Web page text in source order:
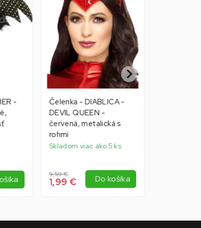
-
Čelenka - DIABLICA -
DEVIL QUEEN -
červená, metalická s
rohmi
Skladom viac ako 5 ks
9,59 €
1,99 € Do košíka